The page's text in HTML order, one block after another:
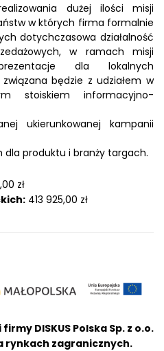
dużej ilości misji
w których firma formalnie
dotychczasowa działalność
w ramach misji
dla lokalnych
będzie z udziałem w
stoiskiem informacyjno-
ukierunkowanej kampanii
produktu i branży targach.
zł
413 925,00 zł
DISKUS Polska Sp. z o.o.
rynkach zagranicznych.